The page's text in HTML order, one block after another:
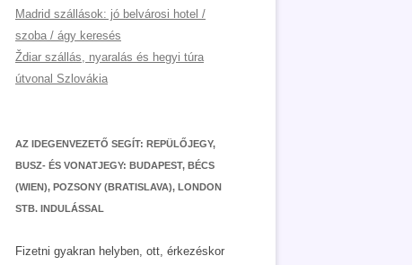
Madrid szállások: jó belvárosi hotel /
szoba / ágy keresés
Ždiar szállás, nyaralás és hegyi túra
útvonal Szlovákia
AZ IDEGENVEZETŐ SEGÍT: REPÜLŐJEGY,
BUSZ- ÉS VONATJEGY: BUDAPEST, BÉCS
(WIEN), POZSONY (BRATISLAVA), LONDON
STB. INDULÁSSAL
Fizetni gyakran helyben, ott, érkezéskor